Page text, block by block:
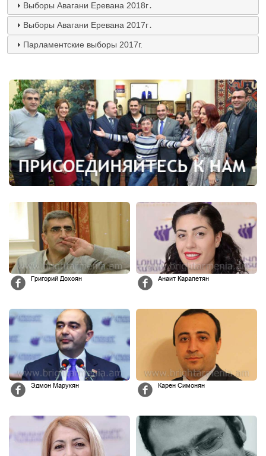
Выборы Авагани Еревана 2018г․
Выборы Авагани Еревана 2017г․
Парламентские выборы 2017г.
Григорий Дохоян Анаит Карапетян
Эдмон Марукян Карен Симонян